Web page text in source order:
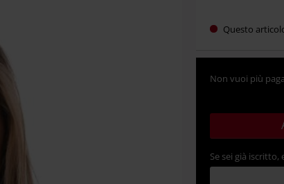
Questo
Non vuoi più
Se sei già